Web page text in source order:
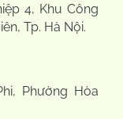
4, Khu Công
Tp. Hà Nội.
Phường Hòa